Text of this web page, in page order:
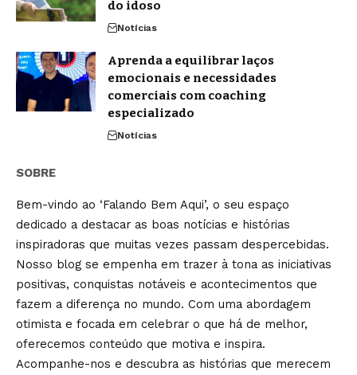
do idoso
Notícias
Aprenda a equilibrar laços
emocionais e necessidades
comerciais com coaching
especializado
Notícias
SOBRE
Bem-vindo ao ‘Falando Bem Aqui’, o seu espaço
dedicado a destacar as boas notícias e histórias
inspiradoras que muitas vezes passam despercebidas.
Nosso blog se empenha em trazer à tona as iniciativas
positivas, conquistas notáveis e acontecimentos que
fazem a diferença no mundo. Com uma abordagem
otimista e focada em celebrar o que há de melhor,
oferecemos conteúdo que motiva e inspira.
Acompanhe-nos e descubra as histórias que merecem